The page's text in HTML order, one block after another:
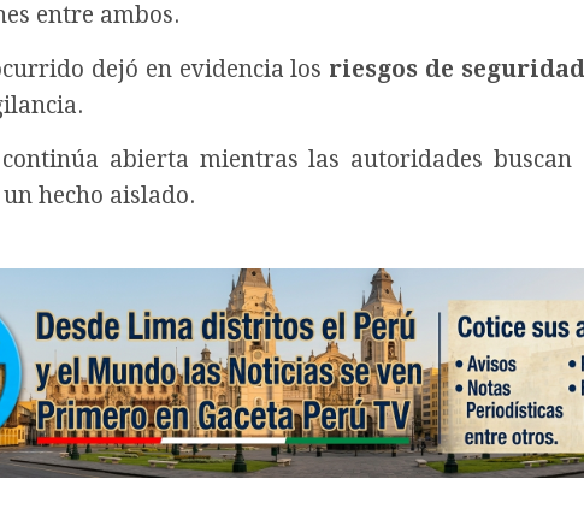
entre ambos.
dejó en evidencia los riesgos de seguridad
abierta mientras las autoridades
hecho aislado.